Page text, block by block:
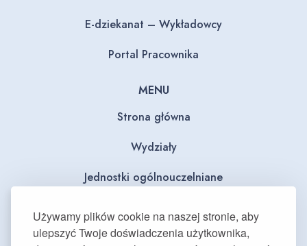
Używamy plików cookie na naszej stronie, aby
ulepszyć Twoje doświadczenia użytkownika,
E-dziekanat – Wykładowcy
Portal Pracownika
MENU
Strona główna
Wydziały
Jednostki ogólnouczelniane